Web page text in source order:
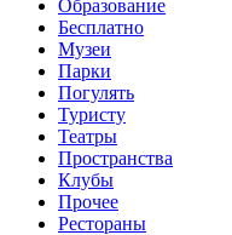
Образование
Бесплатно
Музеи
Парки
Погулять
Туристу
Театры
Пространства
Клубы
Прочее
Рестораны